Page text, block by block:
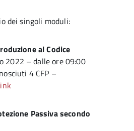
dei singoli moduli:
al Codice
2022 – dalle ore 09:00
4 CFP –
Passiva secondo